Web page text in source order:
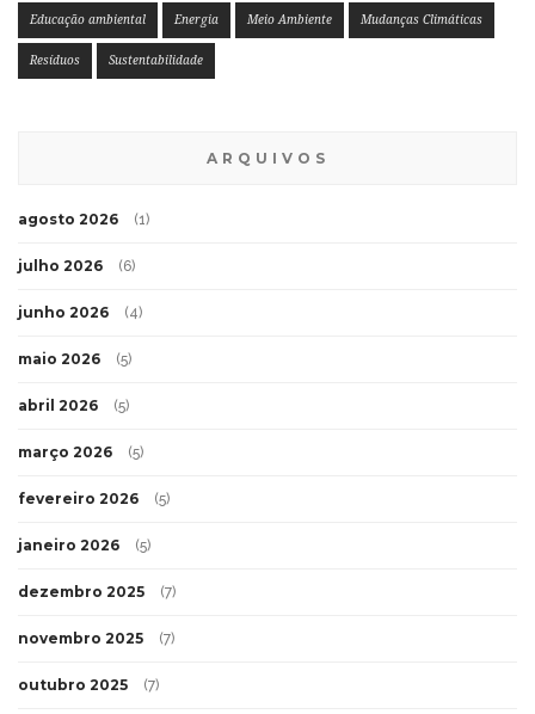
Educação ambiental Energia Meio Ambiente Mudanças Climáticas
Resíduos Sustentabilidade
ARQUIVOS
agosto 2026 (1)
julho 2026 (6)
junho 2026 (4)
maio 2026 (5)
abril 2026 (5)
março 2026 (5)
fevereiro 2026 (5)
janeiro 2026 (5)
dezembro 2025 (7)
novembro 2025 (7)
outubro 2025 (7)